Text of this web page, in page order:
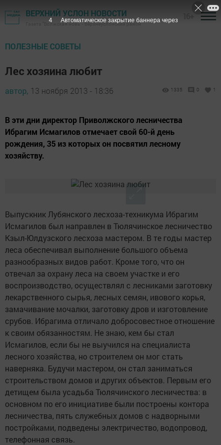
ВЕРХНИЙ УСЛОН НОВОСТИ
Газета "Волжская новь" - Верхнеуслонский район
ПОЛЕЗНЫЕ СОВЕТЫ
Лес хозяина любит
автор, 13 ноября 2013 - 18:36 1335 0 1
В эти дни директор Приволжского лесничества
Ибрагим Исмагилов отмечает свой 60-й день
рождения, 35 из которых он посвятил лесному
хозяйству.
Выпускник Лубянского лесхоза-техникума Ибрагим
Исмагилов был направлен в Тюлячинское лесничество
Кзыл-Юлдузского лесхоза мастером. В те годы мастер
леса обеспечивал выполнение большого объема
разнообразных видов работ. Кроме того, что он
отвечал за охрану леса на своем участке и его
воспроизводство, осуществлял с лесниками заготовку
лекарственного сырья, лесных семян, ивового корья,
замачивание мочалки, заготовку дров и изготовление
срубов. Ибрагима отличало добросовестное отношение
к своим обязанностям. Не знаю, кем бы стал
Исмагилов, если бы не выучился на специалиста
лесного хозяйства, но строителем он мог стать
наверняка. Будучи мастером, он стал заниматься
строительством домов и других объектов. Первым его
детищем была усадьба Тюлячинского лесничества: в
основном по его инициативе были построены контора
лесничества, пять служебных домов с надворными
постройками, подведены электричество, водопровод,
телефонная связь.
3 Автоматическое закрытие баннера через